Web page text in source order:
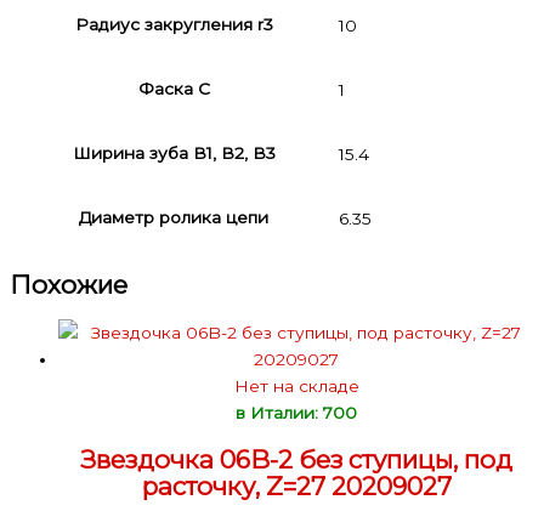
Радиус закругления r3 10
Фаска C 1
Ширина зуба В1, В2, В3 15.4
Диаметр ролика цепи 6.35
Похожие
Нет на складе
в Италии: 700
Звездочка 06B-2 без ступицы, под
расточку, Z=27 20209027